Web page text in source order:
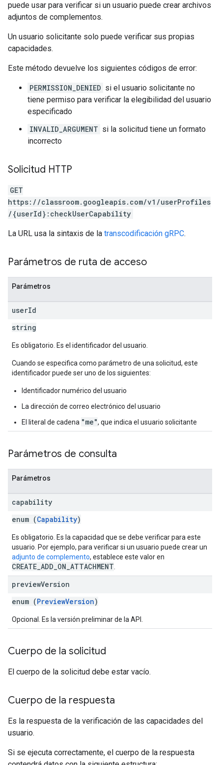
puede usar para verificar si un usuario puede crear archivos
adjuntos de complementos.
Un usuario solicitante solo puede verificar sus propias
capacidades.
Este método devuelve los siguientes códigos de error:
PERMISSION_DENIED si el usuario solicitante no
tiene permiso para verificar la elegibilidad del usuario
especificado
INVALID_ARGUMENT si la solicitud tiene un formato
incorrecto
Solicitud HTTP
GET
https://classroom.googleapis.com/v1/userProfiles
/{userId}:checkUserCapability
La URL usa la sintaxis de la transcodificación gRPC.
Parámetros de ruta de acceso
Parámetros
userId
string
Es obligatorio. Es el identificador del usuario.
Cuando se especifica como parámetro de una solicitud, este
identificador puede ser uno de los siguientes:
Identificador numérico del usuario
La dirección de correo electrónico del usuario
El literal de cadena "me", que indica el usuario solicitante
Parámetros de consulta
Parámetros
capability
enum (Capability)
Es obligatorio. Es la capacidad que se debe verificar para este
usuario. Por ejemplo, para verificar si un usuario puede crear un
adjunto de complemento, establece este valor en
CREATE_ADD_ON_ATTACHMENT
previewVersion
enum (PreviewVersion)
Opcional. Es la versión preliminar de la API.
Cuerpo de la solicitud
El cuerpo de la solicitud debe estar vacío.
Cuerpo de la respuesta
Es la respuesta de la verificación de las capacidades del
usuario.
Si se ejecuta correctamente, el cuerpo de la respuesta